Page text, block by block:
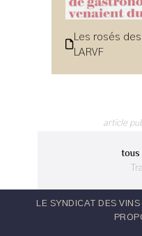
Les rosés
LARVF
article
LE SYNDICAT DES